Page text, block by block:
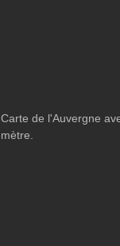
Carte de l'Auvergne
mètre.